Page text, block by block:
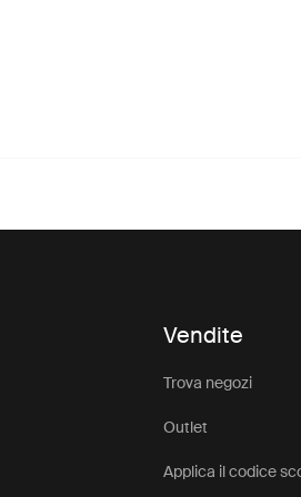
Vendite
Trova negozi
Outlet
Applica il codice